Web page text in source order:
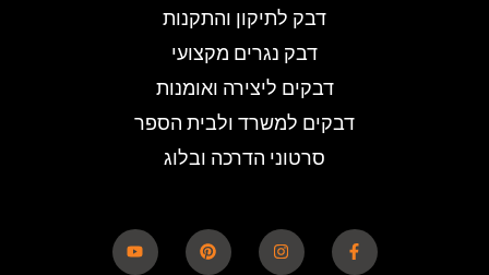
דבק לתיקון והתקנות
דבק נגרים מקצועי
דבקים ליצירה ואומנות
דבקים למשרד ולבית הספר
סרטוני הדרכה ובלוג